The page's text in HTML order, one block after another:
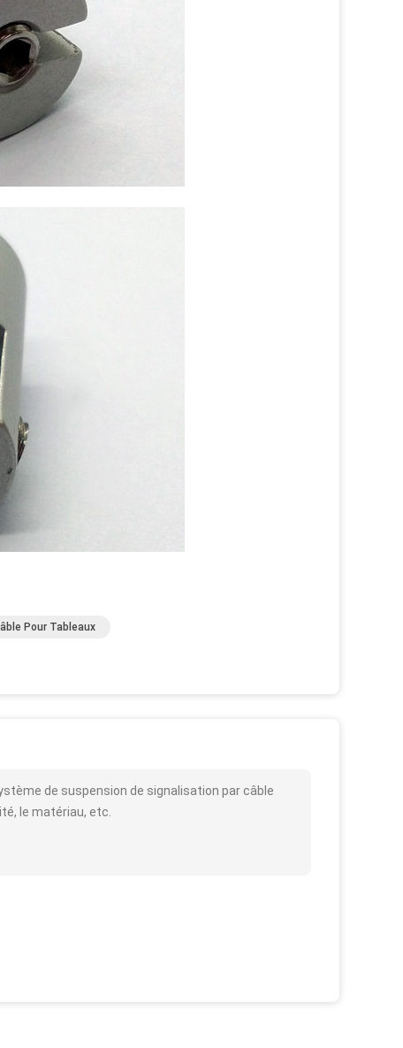
Pour Tableaux
de suspension de signalisation par câble
le matériau, etc.